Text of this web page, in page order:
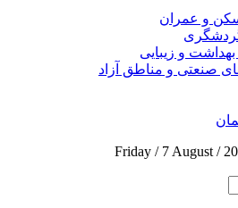
و عمران
و زیبایی
صنعتی و مناطق آزاد
Friday / 7 August /